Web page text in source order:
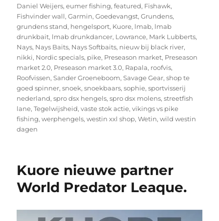
Daniel Weijers,eumer fishing,featured, Fishawk,
Fishvinder wall,Garmin,Goedevangst,Grundens,
grundens stand, hengelsport, Kuore, lmab, lmab
drunkbait, lmab drunkdancer, Lowrance, Mark Lubberts,
Nays, Nays Baits, Nays Softbaits, nieuw bij black river,
nikki, Nordic specials, pike, Preseason market, Preseason
market 2.0, Preseason market 3.0, Rapala, roofvis,
Roofvissen,Sander Groeneboom,Savage Gear,shop te
goed spinner,snoek,snoekbaars,sophie,sportvisserij
nederland,spro dsx hengels,spro dsx molens,streetfish
lane,Tegelwijsheid,vaste stok actie,vikings vs pike
fishing,werphengels,westin xxl shop,Wetin,wild westin
dagen
Kuore nieuwe partner
World Predator Leaque.